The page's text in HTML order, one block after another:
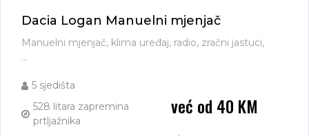
Dacia Logan Manuelni mjenjač
Manuelni mjenjač, klima uređaj, radio, zračni jastuci,
...
5 sjedišta
528 litara zapremina
prtljažnika
već od 40 KM